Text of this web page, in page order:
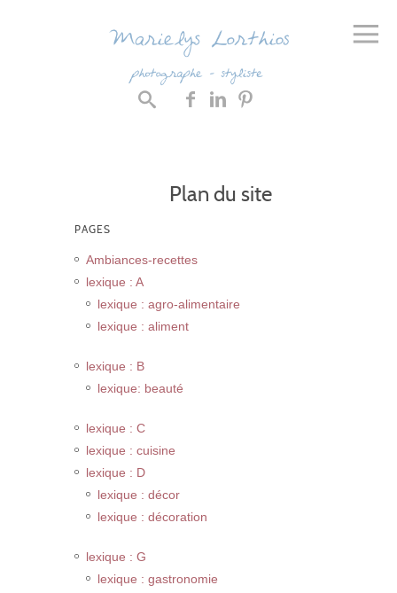
Plan du site
PAGES
Ambiances-recettes
lexique : A
lexique : agro-alimentaire
lexique : aliment
lexique : B
lexique: beauté
lexique : C
lexique : cuisine
lexique : D
lexique : décor
lexique : décoration
lexique : G
lexique : gastronomie